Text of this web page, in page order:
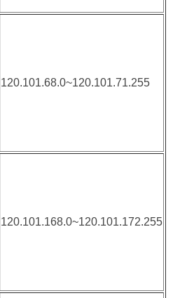
120.101.68.0~120.101.71.255
120.101.168.0~120.101.172.255